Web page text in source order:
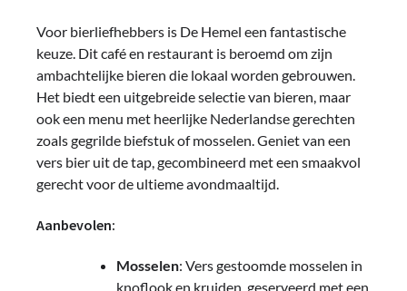
Voor bierliefhebbers is De Hemel een fantastische
keuze. Dit café en restaurant is beroemd om zijn
ambachtelijke bieren die lokaal worden gebrouwen.
Het biedt een uitgebreide selectie van bieren, maar
ook een menu met heerlijke Nederlandse gerechten
zoals gegrilde biefstuk of mosselen. Geniet van een
vers bier uit de tap, gecombineerd met een smaakvol
gerecht voor de ultieme avondmaaltijd.
Aanbevolen:
Mosselen: Vers gestoomde mosselen in
knoflook en kruiden, geserveerd met een